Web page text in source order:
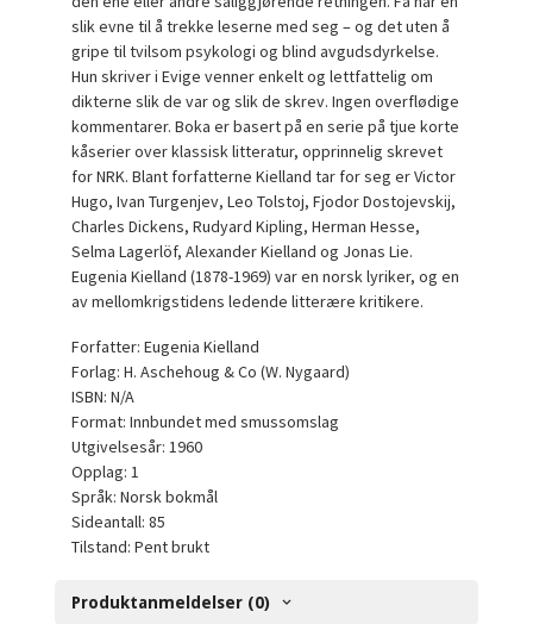
slik evne til å trekke leserne med seg – og det uten å
gripe til tvilsom psykologi og blind avgudsdyrkelse.
Hun skriver i Evige venner enkelt og lettfattelig om
dikterne slik de var og slik de skrev. Ingen overflødige
kommentarer. Boka er basert på en serie på tjue korte
kåserier over klassisk litteratur, opprinnelig skrevet
for NRK. Blant forfatterne Kielland tar for seg er Victor
Hugo, Ivan Turgenjev, Leo Tolstoj, Fjodor Dostojevskij,
Charles Dickens, Rudyard Kipling, Herman Hesse,
Selma Lagerlöf, Alexander Kielland og Jonas Lie.
Eugenia Kielland (1878-1969) var en norsk lyriker, og en
av mellomkrigstidens ledende litterære kritikere.
Forfatter: Eugenia Kielland
Forlag: H. Aschehoug & Co (W. Nygaard)
ISBN: N/A
Format: Innbundet med smussomslag
Utgivelsesår: 1960
Opplag: 1
Språk: Norsk bokmål
Sideantall: 85
Tilstand: Pent brukt
Produktanmeldelser (0)